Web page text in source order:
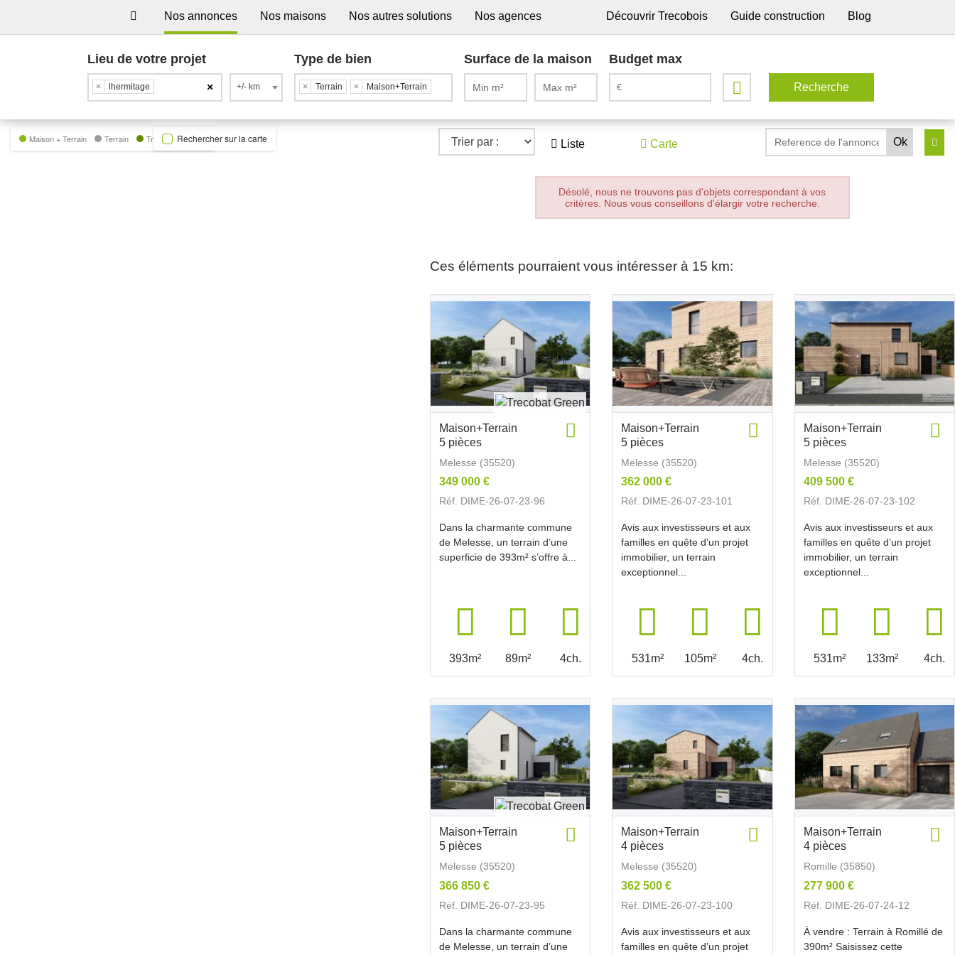
Nos annonces Nos maisons Nos autres solutions Nos agences Découvrir Trecobois Guide construction Blog
Lieu de votre projet
×
× lhermitage +/- km
Type de bien
× Terrain × Maison+Terrain
Surface de la maison Budget max
Liste Carte
Maison + Terrain Terrain Trecobat GreenRechercher sur la carte
Désolé, nous ne trouvons pas d'objets correspondant à vos
critères. Nous vous conseillons d'élargir votre recherche.
Ces éléments pourraient vous intéresser à 15 km:
Maison+Terrain
5 pièces
Melesse (35520)
349 000 €
Réf. DIME-26-07-23-96
Dans la charmante commune
de Melesse, un terrain d’une
superficie de 393m² s’offre à...
393m² 89m² 4ch.
Maison+Terrain
5 pièces
Melesse (35520)
362 000 €
Réf. DIME-26-07-23-101
Avis aux investisseurs et aux
familles en quête d’un projet
immobilier, un terrain
exceptionnel...
531m² 105m² 4ch.
Maison+Terrain
5 pièces
Melesse (35520)
409 500 €
Réf. DIME-26-07-23-102
Avis aux investisseurs et aux
familles en quête d’un projet
immobilier, un terrain
exceptionnel...
531m² 133m² 4ch.
Maison+Terrain
5 pièces
Melesse (35520)
366 850 €
Réf. DIME-26-07-23-95
Dans la charmante commune
de Melesse, un terrain d’une
Maison+Terrain
4 pièces
Melesse (35520)
362 500 €
Réf. DIME-26-07-23-100
Avis aux investisseurs et aux
familles en quête d’un projet
Maison+Terrain
4 pièces
Romille (35850)
277 900 €
Réf. DIME-26-07-24-12
À vendre : Terrain à Romillé de
390m² Saisissez cette